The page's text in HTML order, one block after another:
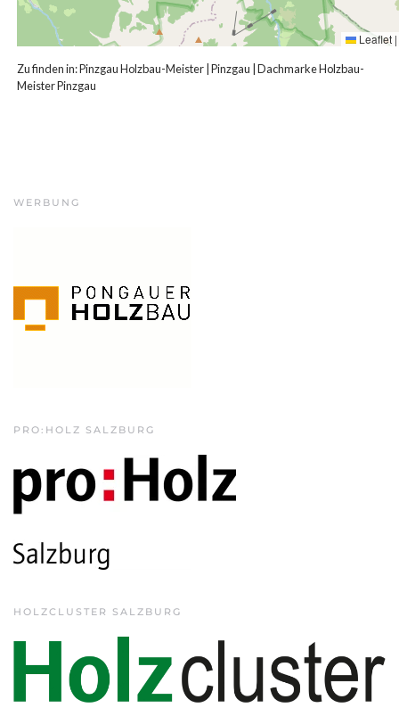
Leaflet |
Zu finden in:Pinzgau Holzbau-Meister Pinzgau Dachmarke Holzbau-
Meister Pinzgau
WERBUNG
PRO:HOLZ SALZBURG
HOLZCLUSTER SALZBURG